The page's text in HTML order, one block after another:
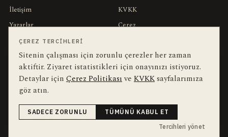
İletişim
Yazarlar
Muhabirler
Editörler
KVKK
Çerez
Kullanım Şartları
YEREL ARANANLAR
İnegöl inegol-belediyesi alper-taban trafik-kazasi
İnegöl Haber
Güncel
Haberler bursa-buyuksehir-belediyesi
ÇEREZ TERCIHLERI
Sitenin çalışması için zorunlu çerezler her zaman
aktiftir. Ziyaret istatistikleri için onayınızı istiyoruz.
Detaylar için Çerez Politikasıve KVKKsayfalarımıza
göz atın.
SADECE ZORUNLU
TÜMÜNÜ KABUL ET
Tercihleri yönet